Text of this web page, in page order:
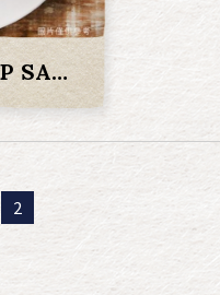
*干貝醬 SCALLOP SAUCE
2